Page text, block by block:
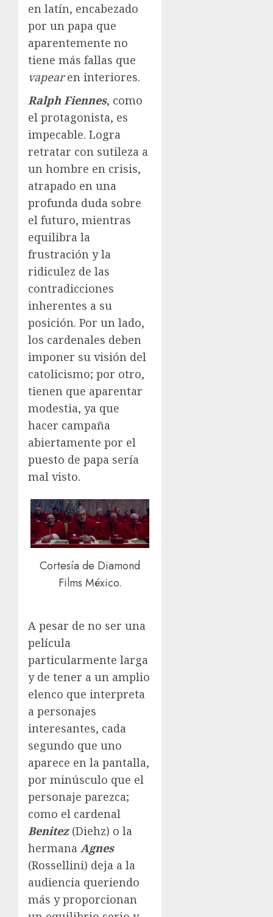
en latín, encabezado
por un papa que
aparentemente no
tiene más fallas que
vapearen interiores.
Ralph Fiennes, como
el protagonista, es
impecable. Logra
retratar con sutileza a
un hombre en crisis,
atrapado en una
profunda duda sobre
el futuro, mientras
equilibra la
frustración y la
ridiculez de las
contradicciones
inherentes a su
posición. Por un lado,
los cardenales deben
imponer su visión del
catolicismo; por otro,
tienen que aparentar
modestia, ya que
hacer campaña
abiertamente por el
puesto de papa sería
mal visto.
Cortesía de Diamond
Films México.
A pesar de no ser una
película
particularmente larga
y de tener a un amplio
elenco que interpreta
a personajes
interesantes, cada
segundo que uno
aparece en la pantalla,
por minúsculo que el
personaje parezca;
como el cardenal
Benitez(Diehz) o la
hermana Agnes
(Rossellini) deja a la
audiencia queriendo
más y proporcionan